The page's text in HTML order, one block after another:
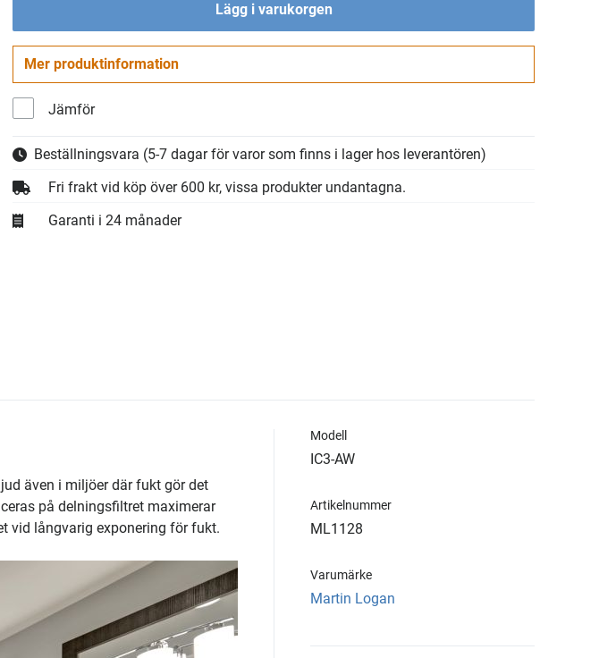
Lägg i varukorgen
Mer produktinformation
Jämför
Beställningsvara (5-7 dagar för varor som finns i lager hos leverantören)
Fri frakt vid köp över 600 kr, vissa produkter undantagna.
Garanti i 24 månader
även i miljöer där fukt gör det
på delningsfiltret maximerar
vid långvarig exponering för fukt.
Modell
IC3-AW
Artikelnummer
ML1128
Varumärke
Martin Logan